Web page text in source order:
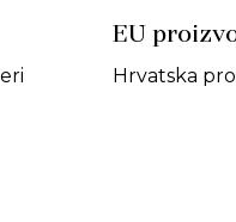
EU
Hrvatska